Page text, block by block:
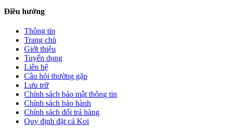
Điều hướng
Thông tin
Trang chủ
Giới thiệu
Tuyển dụng
Liên hệ
Câu hỏi thường gặp
Lưu trữ
Chính sách bảo mật thông tin
Chính sách bảo hành
Chính sách đổi trả hàng
Quy định đặt cá Koi